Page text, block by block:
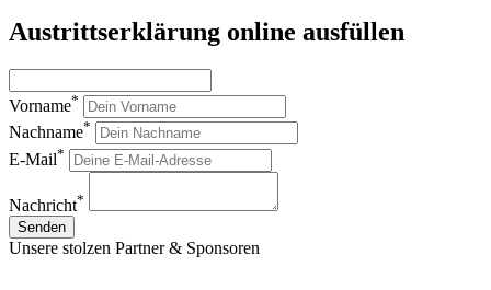
Austrittserklärung online ausfüllen
Vorname*
Nachname*
E-Mail*
Nachricht*
Senden
Unsere stolzen Partner & Sponsoren